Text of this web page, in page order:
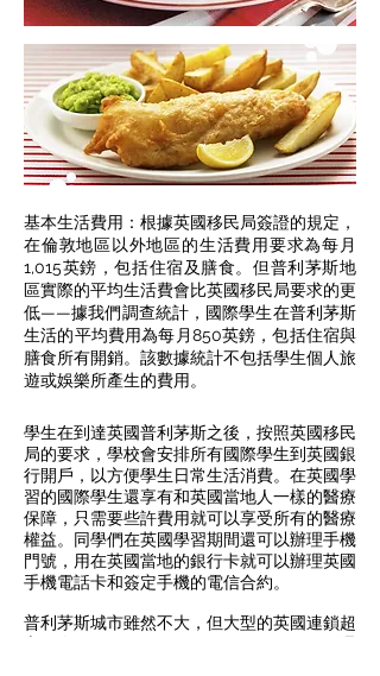
基本生活費用：根據英國移民局簽證的規定，
在倫敦地區以外地區的生活費用要求為每月
1,015英鎊，包括住宿及膳食。但普利茅斯地
區實際的平均生活費會比英國移民局要求的更
低——據我們調查統計，國際學生在普利茅斯
生活的平均費用為每月850英鎊，包括住宿與
膳食所有開銷。該數據統計不包括學生個人旅
遊或娛樂所產生的費用。
學生在到達英國普利茅斯之後，按照英國移民
局的要求，學校會安排所有國際學生到英國銀
行開戶，以方便學生日常生活消費。在英國學
習的國際學生還享有和英國當地人一樣的醫療
保障，只需要些許費用就可以享受所有的醫療
權益。同學們在英國學習期間還可以辦理手機
門號，用在英國當地的銀行卡就可以辦理英國
手機電話卡和簽定手機的電信合約。
普利茅斯城市雖然不大，但大型的英國連鎖超